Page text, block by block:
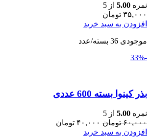
نمره 5.00 از 5
۳۵,۰۰۰ تومان
افزودن به سبد خرید
موجودی 36 بسته/عدد
-33%
بذر کینوا بسته 600 عددی
نمره 5.00 از 5
۶۰,۰۰۰ تومان ۴۰,۰۰۰ تومان
افزودن به سبد خرید